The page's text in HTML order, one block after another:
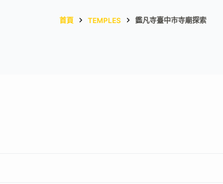
首頁 TEMPLES 鑑凡寺臺中市寺廟探索